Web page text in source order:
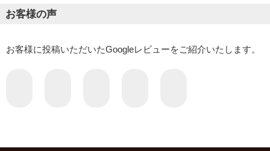
お客様の声
お客様に投稿いただいたGoogleレビューをご紹介いたします。